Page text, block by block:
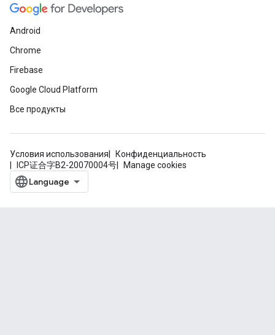
Android
Chrome
Firebase
Google Cloud Platform
Все продукты
Условия использования
Конфиденциальность
ICP证合字B2-20070004号
Manage cookies